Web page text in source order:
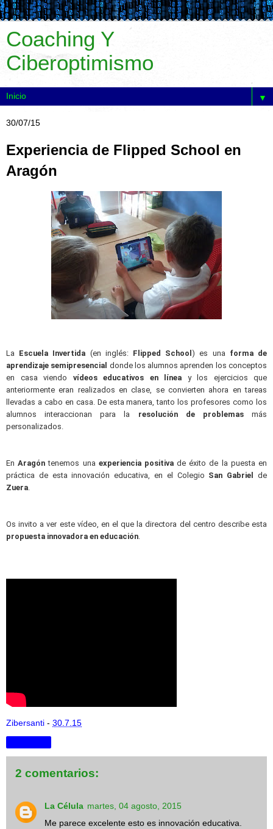
Coaching Y
Ciberoptimismo
▼
30/07/15
Experiencia de Flipped School en
Aragón
La Escuela Invertida (en inglés: Flipped School) es una forma de
aprendizaje semipresencial donde los alumnos aprenden los conceptos
en casa viendo vídeos educativos en línea y los ejercicios que
anteriormente eran realizados en clase, se convierten ahora en tareas
llevadas a cabo en casa. De esta manera, tanto los profesores como los
alumnos interaccionan para la resolución de problemasmás
personalizados.
EnAragóntenemos una experiencia positivade éxito de la puesta en
práctica de esta innovación educativa, en el Colegio San Gabrielde
Zuera
Os invito a ver este vídeo, en el que la directora del centro describe esta
propuesta innovadora en educación
Zibersanti - 30.7.15
2 comentarios:
La Célula martes, 04 agosto, 2015
Me parece excelente esto es innovación educativa.